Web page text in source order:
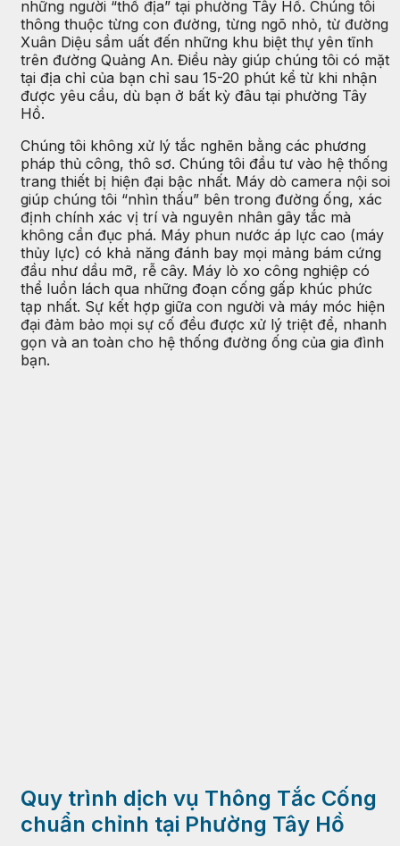
những người “thổ địa” tại phường Tây Hồ. Chúng tôi
thông thuộc từng con đường, từng ngõ nhỏ, từ đường
Xuân Diệu sầm uất đến những khu biệt thự yên tĩnh
trên đường Quảng An. Điều này giúp chúng tôi có mặt
tại địa chỉ của bạn chỉ sau 15-20 phút kể từ khi nhận
được yêu cầu, dù bạn ở bất kỳ đâu tại phường Tây
Hồ.
Chúng tôi không xử lý tắc nghẽn bằng các phương
pháp thủ công, thô sơ. Chúng tôi đầu tư vào hệ thống
trang thiết bị hiện đại bậc nhất. Máy dò camera nội soi
giúp chúng tôi “nhìn thấu” bên trong đường ống, xác
định chính xác vị trí và nguyên nhân gây tắc mà
không cần đục phá. Máy phun nước áp lực cao (máy
thủy lực) có khả năng đánh bay mọi mảng bám cứng
đầu như dầu mỡ, rễ cây. Máy lò xo công nghiệp có
thể luồn lách qua những đoạn cống gấp khúc phức
tạp nhất. Sự kết hợp giữa con người và máy móc hiện
đại đảm bảo mọi sự cố đều được xử lý triệt để, nhanh
gọn và an toàn cho hệ thống đường ống của gia đình
bạn.
Quy trình dịch vụ Thông Tắc Cống
chuẩn chỉnh tại Phường Tây Hồ